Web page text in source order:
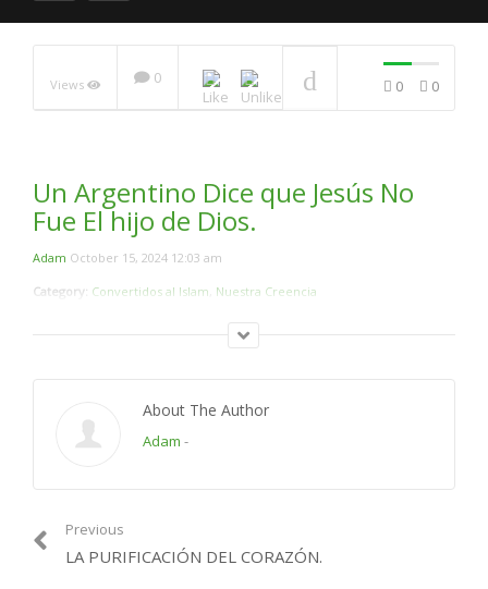
UN MAESTRO DE LA
UNIVERSIDAD CON SU
Views 0 0 0
Un Argentino Dice que Jesús No
Fue El hijo de Dios.
Adam October 15, 2024 12:03 am
Category: Convertidos al Islam Nuestra Creencia
About The Author
Adam -
Previous
LA PURIFICACIÓN DEL CORAZÓN.